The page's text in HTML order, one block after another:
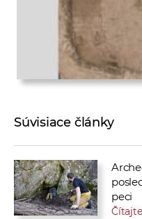
Súvisiace články
peci